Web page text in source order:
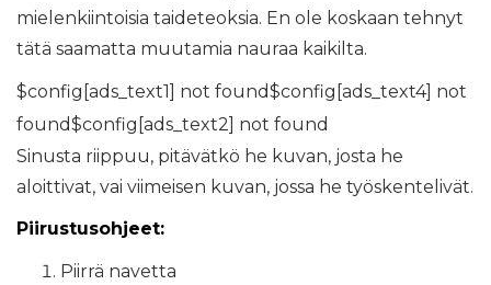
mielenkiintoisia taideteoksia. En ole koskaan tehnyt
tätä saamatta muutamia nauraa kaikilta.
$config[ads_text1] not found$config[ads_text4] not
found$config[ads_text2] not found
Sinusta riippuu, pitävätkö he kuvan, josta he
aloittivat, vai viimeisen kuvan, jossa he työskentelivät.
Piirustusohjeet:
Piirrä navetta